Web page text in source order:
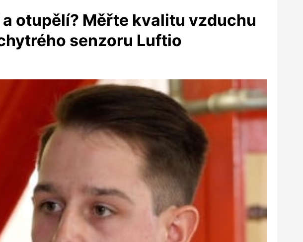
otupělí? Měřte kvalitu vzduchu
senzoru Luftio